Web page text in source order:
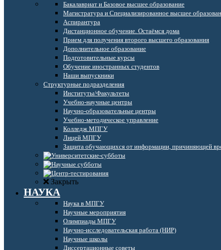
Бакалавриат и Базовое высшее образование
Магистратура и Специализированное высшее
Аспирантура
Дистанционное обучение. Остаёмся дома
Прием для получения второго высшего образования
Дополнительное образование
Подготовительные курсы
Обучение иностранных студентов
Наши выпускники
Структурные подразделения
Институты/Факультеты
Учебно-научные центры
Научно-образовательные центры
Учебно-методическое управление
Колледж МПГУ
Лицей МПГУ
Защита обучающихся от информации, причиняющей
Закрыть
НАУКА
Наука в МПГУ
Научные мероприятия
Олимпиады МПГУ
Научно-исследовательская работа (НИР)
Научные школы
Диссертационные советы